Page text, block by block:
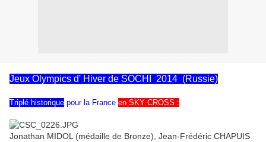
Jeux Olympics d' Hiver de SOCHI 2014 (Russie)
Triplé historique pour la France en SKY CROSS :
Jonathan MIDOL (médaille de Bronze), Jean-Frédéric CHAPUIS